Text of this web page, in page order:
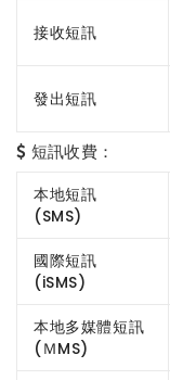
接收短訊
發出短訊
短訊收費：
本地短訊
(SMS)
國際短訊
(iSMS)
本地多媒體短訊
(ＭMS)